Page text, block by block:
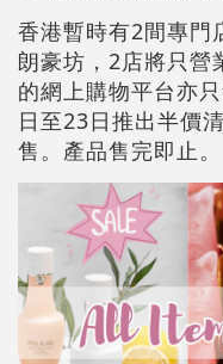
香港暫時有2間專門
朗豪坊，2店將只營
的網上購物平台亦
日至23日推出半價
售。產品售完即止。